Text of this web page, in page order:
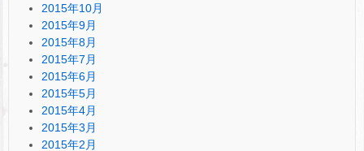
2015年10月
2015年9月
2015年8月
2015年7月
2015年6月
2015年5月
2015年4月
2015年3月
2015年2月